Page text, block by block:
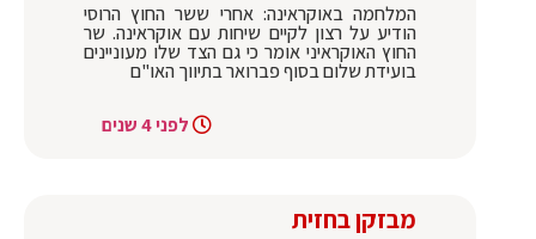
המלחמה באוקראינה: אחרי ששר החוץ הרוסי
הודיע על רצון לקיים שיחות עם אוקראינה. שר
החוץ האוקראיני אומר כי גם הצד שלו מעוניינים
בועידת שלום בסוף פברואר בתיווך האו"ם
לפני 4 שנים
מבזקן בחזית